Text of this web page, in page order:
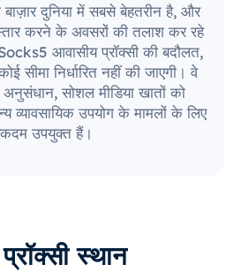
दुनिया में सबसे बेहतरीन है, और
करने के अवसरों की तलाश कर रहे
आवासीय प्रॉक्सी की बदौलत,
सीमा निर्धारित नहीं की जाएगी। वे
अनुसंधान, सोशल मीडिया खातों को
व्यावसायिक उपयोग के मामलों के लिए
उपयुक्त हैं।
प्रॉक्सी स्थान